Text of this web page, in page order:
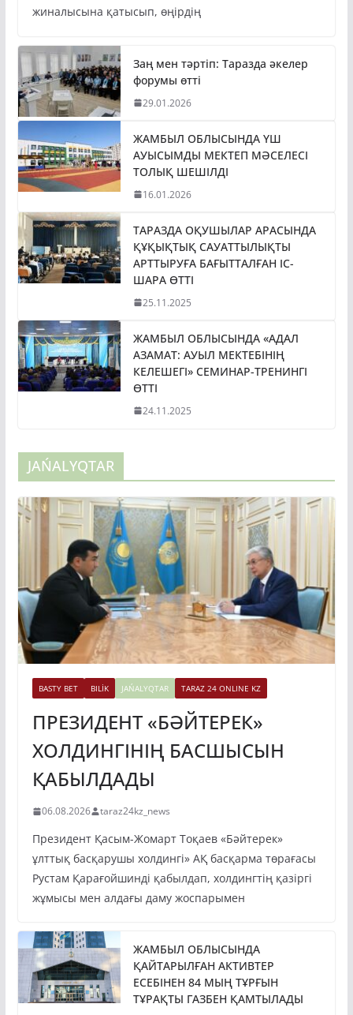
жиналысына қатысып, өңірдің
Заң мен тәртіп: Таразда әкелер
форумы өтті
29.01.2026
ЖАМБЫЛ ОБЛЫСЫНДА ҮШ
АУЫСЫМДЫ МЕКТЕП МӘСЕЛЕСІ
ТОЛЫҚ ШЕШІЛДІ
16.01.2026
ТАРАЗДА ОҚУШЫЛАР АРАСЫНДА
ҚҰҚЫҚТЫҚ САУАТТЫЛЫҚТЫ
АРТТЫРУҒА БАҒЫТТАЛҒАН ІС-
ШАРА ӨТТІ
25.11.2025
ЖАМБЫЛ ОБЛЫСЫНДА «АДАЛ
АЗАМАТ: АУЫЛ МЕКТЕБІНІҢ
КЕЛЕШЕГІ» СЕМИНАР-ТРЕНИНГІ
ӨТТІ
24.11.2025
JAŃALYQTAR
BASTY BET BILİK JAŃALYQTAR TARAZ 24 ONLINE KZ
ПРЕЗИДЕНТ «БӘЙТЕРЕК»
ХОЛДИНГІНІҢ БАСШЫСЫН
ҚАБЫЛДАДЫ
06.08.2026 taraz24kz_news
Президент Қасым-Жомарт Тоқаев «Бәйтерек»
ұлттық басқарушы холдингі» АҚ басқарма төрағасы
Рустам Қарағойшинді қабылдап, холдингтің қазіргі
жұмысы мен алдағы даму жоспарымен
ЖАМБЫЛ ОБЛЫСЫНДА
ҚАЙТАРЫЛҒАН АКТИВТЕР
ЕСЕБІНЕН 84 МЫҢ ТҰРҒЫН
ТҰРАҚТЫ ГАЗБЕН ҚАМТЫЛАДЫ